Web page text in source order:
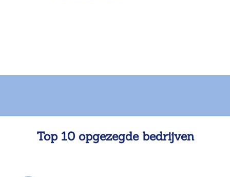
Top 10 opgezegde bedrijven